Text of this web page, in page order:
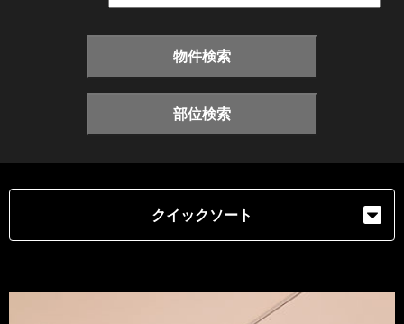
物件検索
部位検索
クイックソート